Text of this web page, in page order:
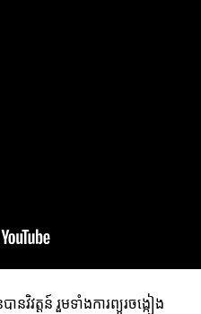
ន​វិវត្តន៍ រួមទាំង​ការព្យួរ​ចង្កៀង​